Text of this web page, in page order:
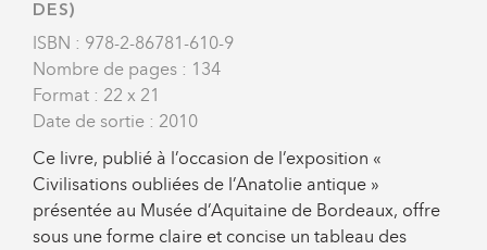
DES)
ISBN : 978-2-86781-610-9
Nombre de pages : 134
Format : 22 x 21
Date de sortie : 2010
Ce livre, publié à l’occasion de l’exposition «
Civilisations oubliées de l’Anatolie antique »
présentée au Musée d’Aquitaine de Bordeaux, offre
sous une forme claire et concise un tableau des